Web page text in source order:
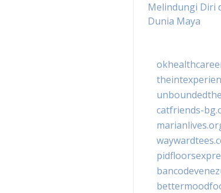
Melindungi Diri
Dunia Maya
catfriends-